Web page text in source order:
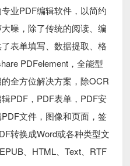
业PDF编辑软件，以简约
噪，除了传统的阅读、编
表单填写、数据提取、格
PDFelement，全能型
全方位解决方案，除OCR
PDF，PDF表单，PDF安
文件，图像和页面，签
转换成Word或各种类型文
、HTML、Text、RTF